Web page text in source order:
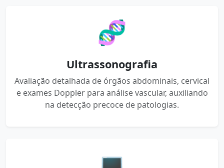
🧬
Ultrassonografia
Avaliação detalhada de órgãos abdominais, cervical
e exames Doppler para análise vascular, auxiliando
na detecção precoce de patologias.